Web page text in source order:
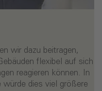
wir dazu beitragen,
flexibel auf sich
reagieren können. In
dies viel größere